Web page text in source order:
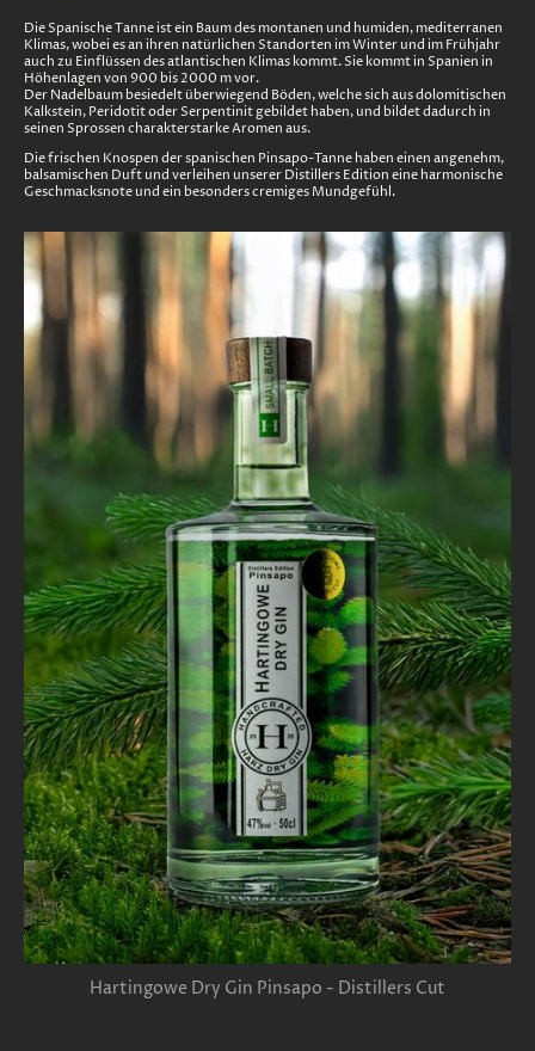
Die Spanische Tanne ist ein Baum des montanen und humiden, mediterranen
Klimas, wobei es an ihren natürlichen Standorten im Winter und im Frühjahr
auch zu Einflüssen des atlantischen Klimas kommt. Sie kommt in Spanien in
Höhenlagen von 900 bis 2000 m vor.
Der Nadelbaum besiedelt überwiegend Böden, welche sich aus dolomitischen
Kalkstein, Peridotit oder Serpentinit gebildet haben, und bildet dadurch in
seinen Sprossen charakterstarke Aromen aus.
Die frischen Knospen der spanischen Pinsapo-Tanne haben einen angenehm,
balsamischen Duft und verleihen unserer Distillers Edition eine harmonische
Geschmacksnote und ein besonders cremiges Mundgefühl.
Hartingowe Dry Gin Pinsapo - Distillers Cut